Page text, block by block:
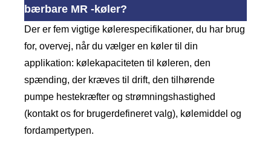
bærbare MR -køler?
Der er fem vigtige kølerespecifikationer, du har brug
for, overvej, når du vælger en køler til din
applikation: kølekapaciteten til køleren, den
spænding, der kræves til drift, den tilhørende
pumpe hestekræfter og strømningshastighed
(kontakt os for brugerdefineret valg), kølemiddel og
fordampertypen.